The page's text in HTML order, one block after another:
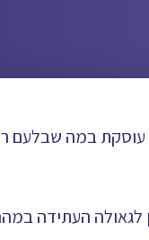
במה שבלעם
לגאולה העתידה